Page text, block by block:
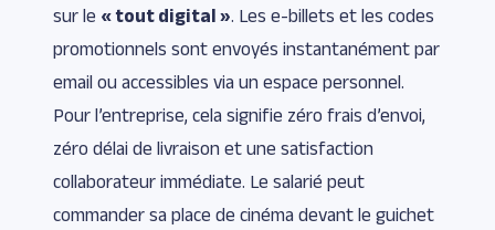
sur le « tout digital ». Les e-billets et les codes
promotionnels sont envoyés instantanément par
email ou accessibles via un espace personnel.
Pour l’entreprise, cela signifie zéro frais d’envoi,
zéro délai de livraison et une satisfaction
collaborateur immédiate. Le salarié peut
commander sa place de cinéma devant le guichet